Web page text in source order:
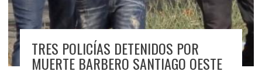
TRES POLICÍAS DETENIDOS POR
MUERTE BARBERO SANTIAGO OESTE